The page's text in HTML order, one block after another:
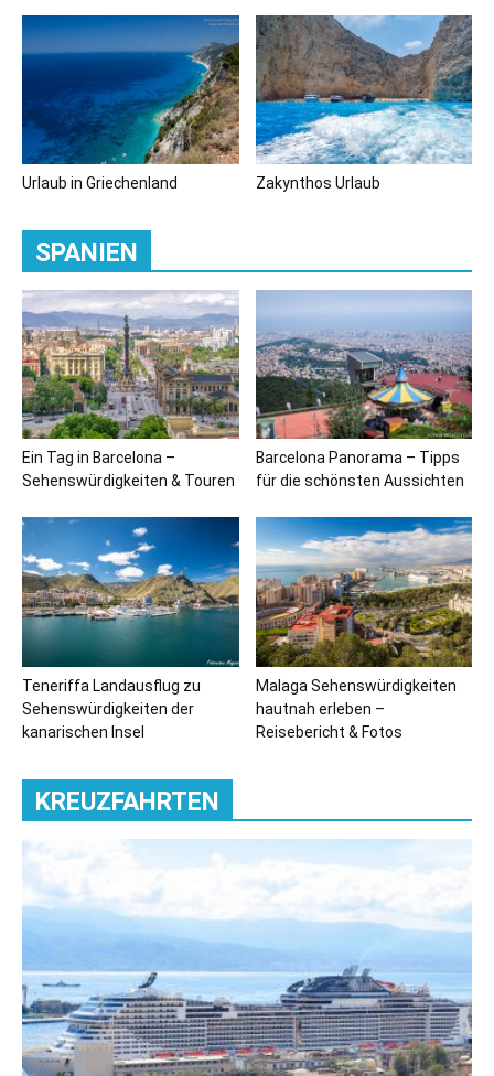
Urlaub in Griechenland Zakynthos Urlaub
SPANIEN
Ein Tag in Barcelona –
Sehenswürdigkeiten & Touren
Barcelona Panorama – Tipps
für die schönsten Aussichten
Teneriffa Landausflug zu
Sehenswürdigkeiten der
kanarischen Insel
Malaga Sehenswürdigkeiten
hautnah erleben –
Reisebericht & Fotos
KREUZFAHRTEN